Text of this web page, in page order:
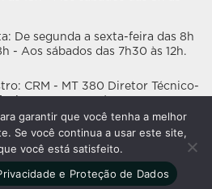
De segunda a sexta-feira das 8h
- Aos sábados das 7h30 às 12h.
CRM - MT 380 Diretor Técnico-
• Convênios • Unidades • Blog •
Política de Privacidade
garantir que você tenha a melhor
Se você continua a usar este site,
você está satisfeito.
e Proteção de Dados